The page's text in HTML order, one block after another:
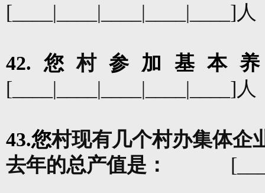
[____|____|____|____|____] 人
42. 您村参加基本
[____|____|____|____|____] 人
43.您村现有几个村办集体企
去年的总产值是：